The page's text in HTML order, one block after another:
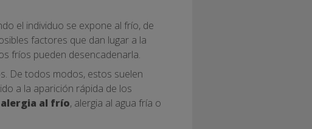
el individuo se expone al frío, de
factores que dan lugar a la
fríos pueden desencadenarla.
De todos modos, estos suelen
a la aparición rápida de los
alergia al frío, alergia al agua fría o